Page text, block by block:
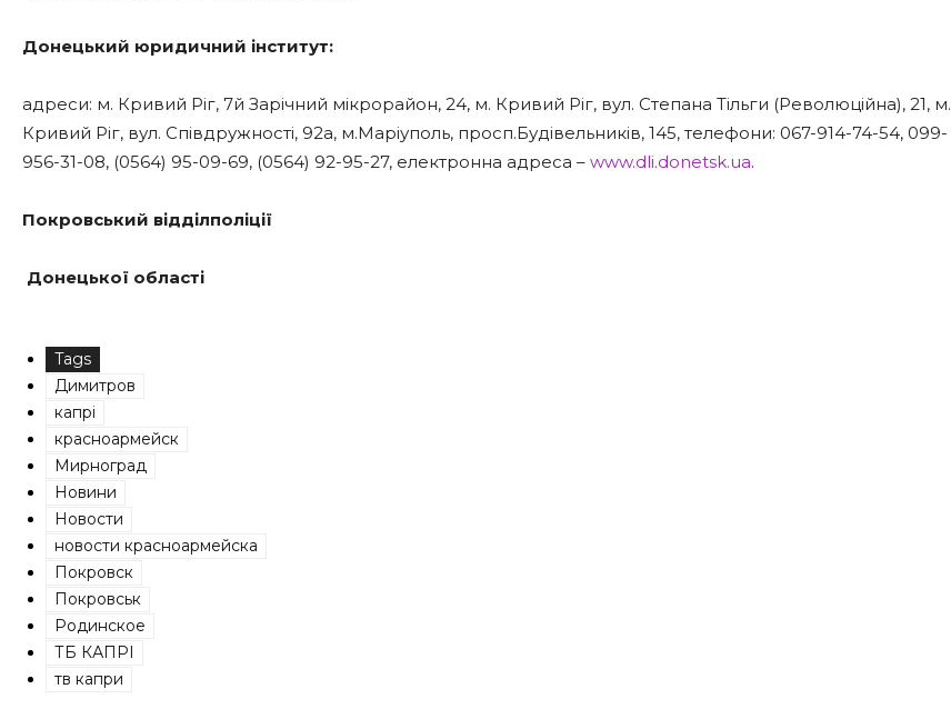
Донецький юридичний інститут:
адреси: м. Кривий Ріг, 7й Зарічний мікрорайон, 24, м. Кривий Ріг, вул. Степана Тільги (Революційна), 21, м.
Кривий Ріг, вул. Співдружності, 92а, м.Маріуполь, просп.Будівельників, 145, телефони: 067-914-74-54, 099-
956-31-08, (0564) 95-09-69, (0564) 92-95-27, електронна адреса – www.dli.donetsk.ua.
Покровський відділполіції
Донецької області
Tags
Димитров
капрі
красноармейск
Мирноград
Новини
Новости
новости красноармейска
Покровск
Покровськ
Родинское
ТБ КАПРІ
тв капри